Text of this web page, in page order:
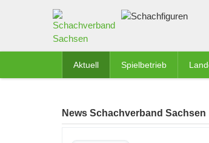
Aktuell Spielbetrieb
News Schachverband Sachsen